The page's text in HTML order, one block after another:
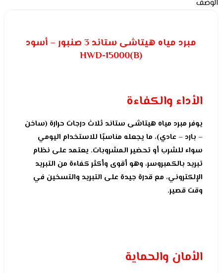
الوصف
مبرد مياه هيتاشى ستاند 3 صنبور – أسود
HWD-15000(B)
الأداء والكفاءة
يوفر مبرد مياه هيتاشى ستاند ثلاث درجات حرارة (ساخن
– بارد – عادي)، ما يجعله مناسبًا للاستخدام اليومي
سواء للشرب أو تحضير المشروبات. يعتمد على نظام
تبريد بالكمبروسر، وهو أقوى وأكثر كفاءة من التبريد
الإلكتروني، مع قدرة جيدة على التبريد والتسخين في
وقت قصير.
الأمان والحماية